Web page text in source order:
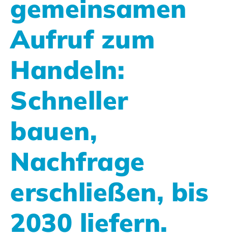
gemeinsamen
Aufruf zum
Handeln:
Schneller
bauen,
Nachfrage
erschließen, bis
2030 liefern.